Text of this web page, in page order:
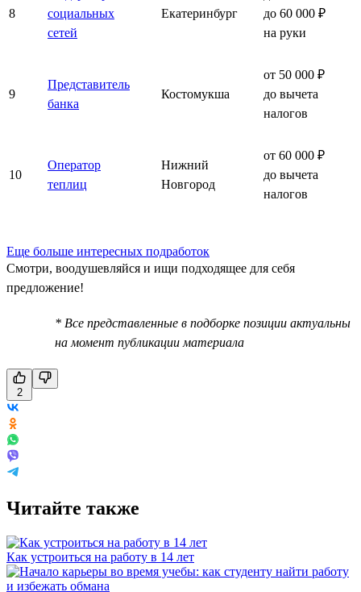
8
социальных
сетей
Екатеринбург
до 60 000 ₽
на руки
9
Представитель
банка
Костомукша
от 50 000 ₽
до вычета
налогов
10
Оператор
теплиц
Нижний
Новгород
от 60 000 ₽
до вычета
налогов
Еще больше интересных подработок
Смотри, воодушевляйся и ищи подходящее для себя
предложение!
* Все представленные в подборке позиции актуальны
на момент публикации материала
2
Читайте также
Как устроиться на работу в 14 лет